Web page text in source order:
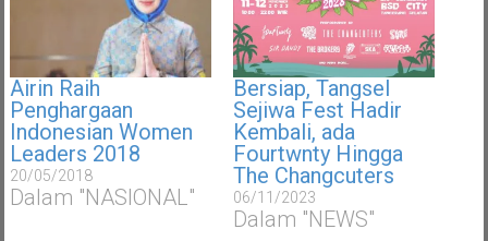
Airin Raih
Penghargaan
Indonesian Women
Leaders 2018
20/05/2018
Dalam "NASIONAL"
Bersiap, Tangsel
Sejiwa Fest Hadir
Kembali, ada
Fourtwnty Hingga
The Changcuters
06/11/2023
Dalam "NEWS"